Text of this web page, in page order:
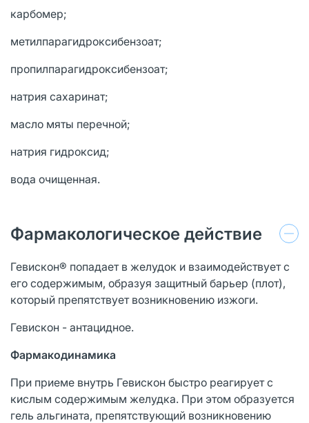
карбомер;
метилпарагидроксибензоат;
пропилпарагидроксибензоат;
натрия сахаринат;
масло мяты перечной;
натрия гидроксид;
вода очищенная.
Фармакологическое действие
Гевискон® попадает в желудок и взаимодействует с
его содержимым, образуя защитный барьер (плот),
который препятствует возникновению изжоги.
Гевискон - антацидное.
Фармакодинамика
При приеме внутрь Гевискон быстро реагирует с
кислым содержимым желудка. При этом образуется
гель альгината, препятствующий возникновению